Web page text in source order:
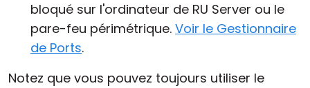
bloqué sur l'ordinateur de RU Server ou le
pare-feu périmétrique. Voir le Gestionnaire
de Ports.
Notez que vous pouvez toujours utiliser le